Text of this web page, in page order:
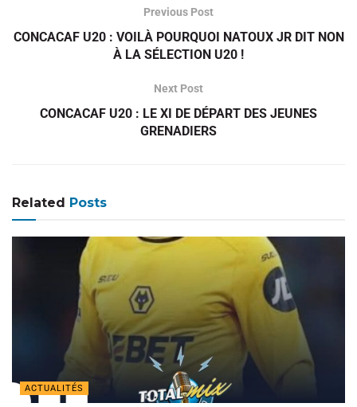
Previous Post
CONCACAF U20 : VOILÀ POURQUOI NATOUX JR DIT NON
À LA SÉLECTION U20 !
Next Post
CONCACAF U20 : LE XI DE DÉPART DES JEUNES
GRENADIERS
Related Posts
ACTUALITÉS